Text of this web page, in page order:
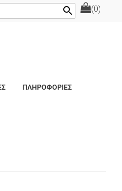
(0)
search
ΠΛΗΡΟΦΟΡΙΕΣ